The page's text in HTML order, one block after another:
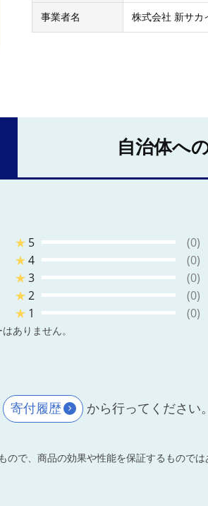
事業者名 株式会社 新サカ
自治体へ
★ 5
(0)
★4
(0)
★3
(0)
★2
(0)
★ 1 (0)
ありません。
寄付履歴 から行ってください。
で、商品の効果や性能を保証するものでは